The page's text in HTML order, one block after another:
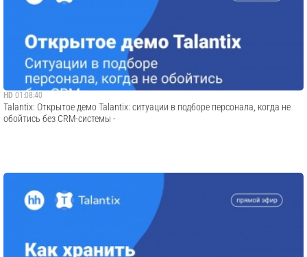
HD 01:08:40
Talantix: Открытое демо Talantix: ситуации в подборе персонала, когда не
обойтись без CRM-системы -